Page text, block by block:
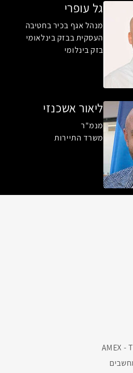
גל עופרי
מנהל אגף בכיר בחטיבה
העסקית בבזק בינלאומי
בזק בינלומי
ליאור אשכנזי
מנמ"ר
משרד התיירות